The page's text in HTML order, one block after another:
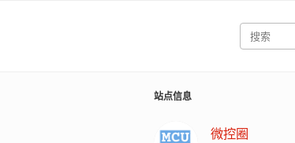
站点信息
微控圈